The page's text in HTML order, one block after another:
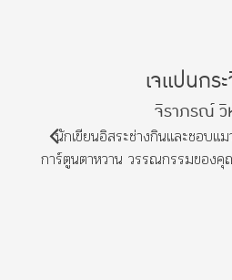
เจแปนกร
จิราภรณ์ วิ
นักเขียนอิสระช่างกินและชอบ
การ์ตูนตาหวาน วรรณกรรมของ